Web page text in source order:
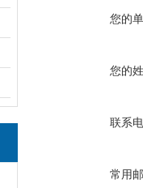
您的
您的
联系
常用